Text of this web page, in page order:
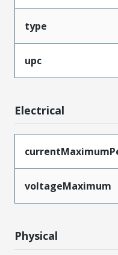
type
upc
Electrical
voltageMaximum
Physical